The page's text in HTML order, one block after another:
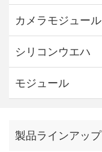
カメラモジュール
シリコンウエハ
モジュール
製品ラインアップ